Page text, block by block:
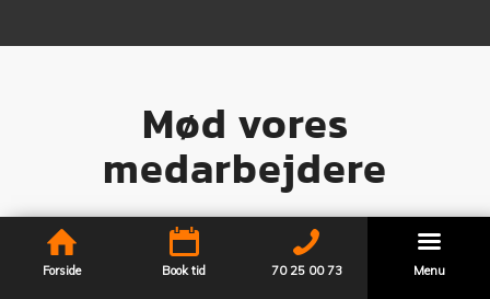
Mød vores
medarbejdere
Forside Book tid 70 25 00 73 Menu